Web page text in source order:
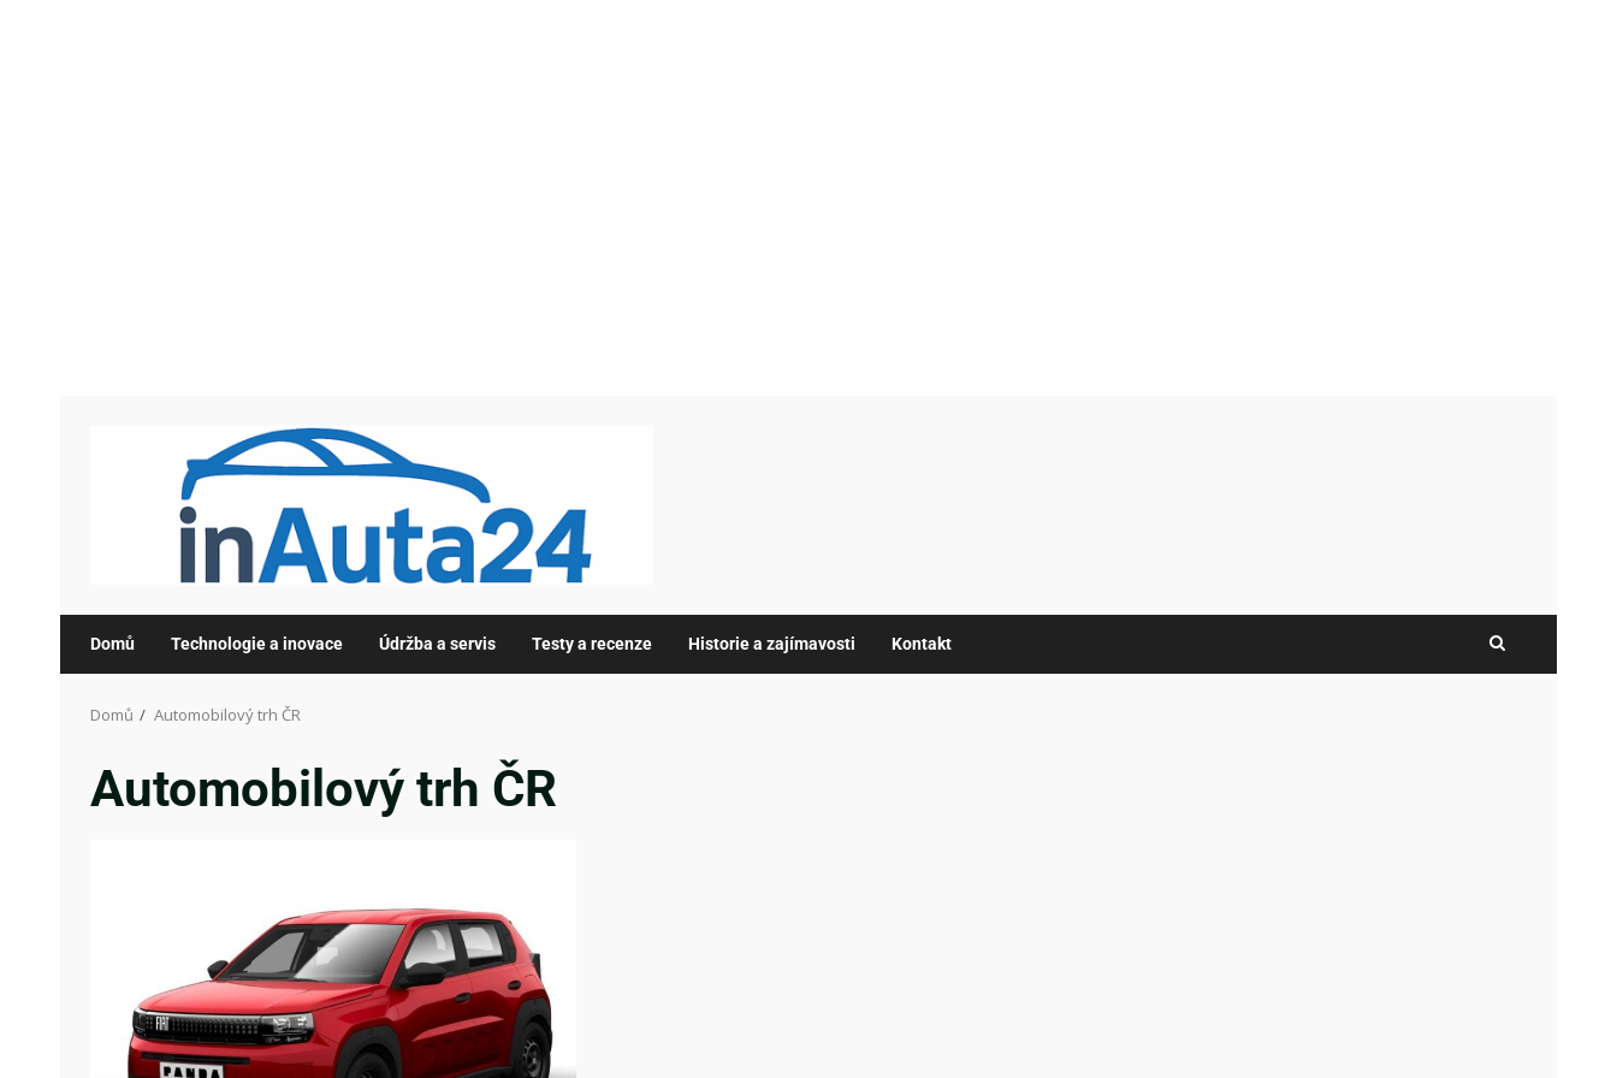
Domů Technologie a inovace Údržba a servis Testy a recenze Historie a zajímavosti Kontakt
Domů Automobilový trh ČR
Automobilový trh ČR